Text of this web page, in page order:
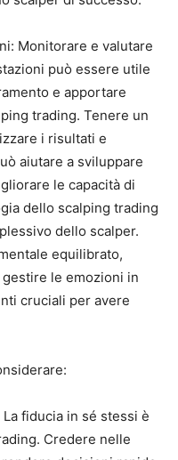
Monitorare e valutare
può essere utile
e apportare
trading. Tenere un
i risultati e
aiutare a sviluppare
le capacità di
dello scalping trading
dello scalper.
equilibrato,
le emozioni in
cruciali per avere
fiducia in sé stessi è
Credere nelle